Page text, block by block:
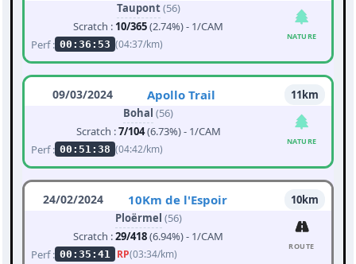
Taupont(56)
Scratch : 10/365(2.74%) - 1/CAM
Perf : 00:36:53 (04:37/km)
NATURE
09/03/2024 Apollo Trail
11km
Bohal (56)
Scratch :7/104(6.73%) - 1/CAM
Perf : 00:51:38 (04:42/km)
NATURE
24/02/2024 10Km de l'Espoir
10km
Ploërmel (56)
Scratch :29/418(6.94%) - 1/CAM
Perf : 00:35:41 RP(03:34/km)
ROUTE